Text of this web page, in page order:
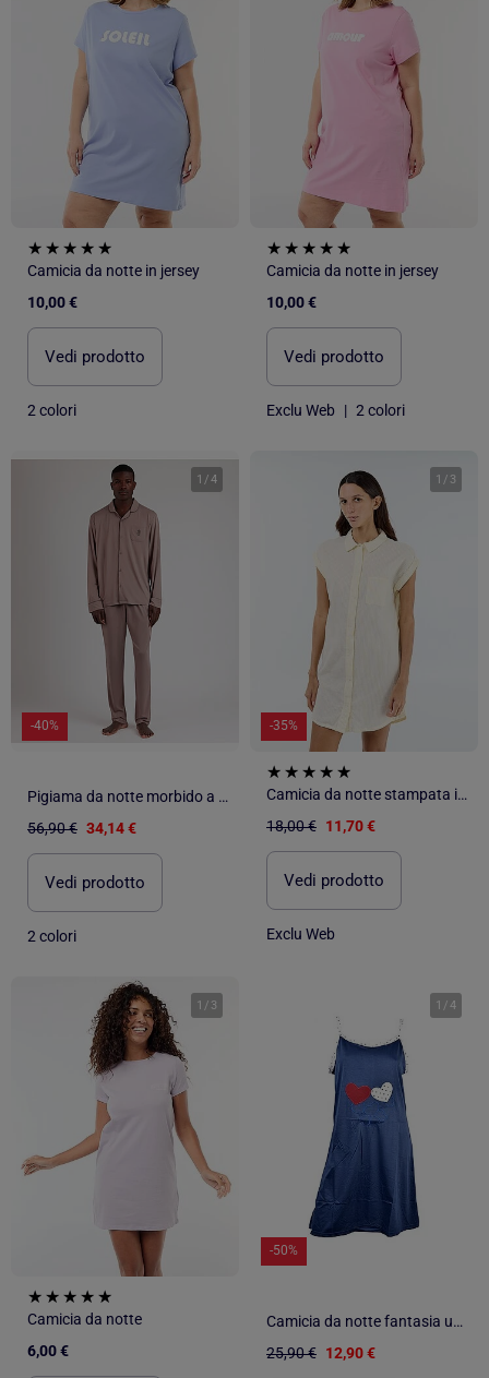
Camicia da notte in jersey
10,00 €
Vedi prodotto
2 colori
Camicia da notte in jersey
10,00 €
Vedi prodotto
Exclu Web | 2 colori
1 /4
-40%
Pigiama da notte morbido a maniche lunghe da uomo ADMAS CLASSIC
56,90 € 34,14 €
Vedi prodotto
2 colori
1 / 3
-35%
Camicia da notte stampata in voile di cotone
18,00 € 11,70 €
Vedi prodotto
Exclu Web
1 / 3
Camicia da notte
6,00 €
1 /4
-50%
Camicia da notte fantasia umoristica
25,90 € 12,90 €